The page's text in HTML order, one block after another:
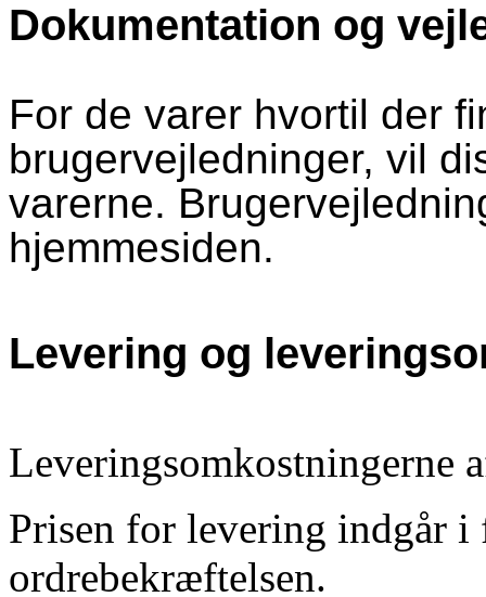
Dokumentation og
For de varer hvortil der
brugervejledninger, vil
varerne.
hjemmesiden.
Levering og
Leveringsomkostningerne
Prisen for levering indgår
ordrebekræftelsen.